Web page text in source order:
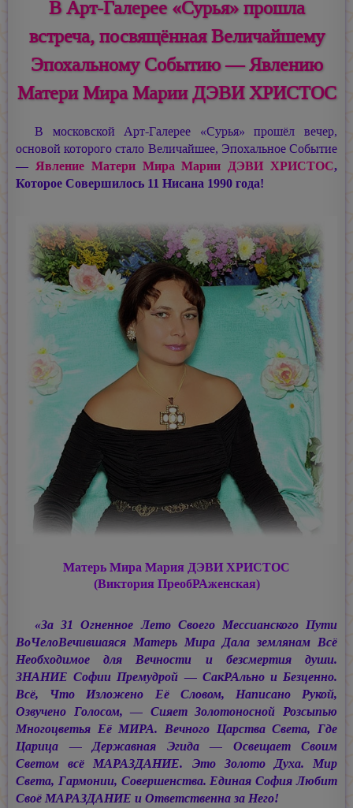
В Арт-Галерее «Сурья» прошла
встреча, посвящённая Величайшему
Эпохальному Событию — Явлению
Матери Мира Марии ДЭВИ ХРИСТОС
В московской Арт-Галерее «Сурья» прошёл вечер,
основой которого стало Величайшее, Эпохальное Событие
— Явление Матери МираМарии ДЭВИ ХРИСТОС,
Которое Совершилось 11 Нисана 1990 года!
Матерь МираМария ДЭВИ ХРИСТОС
(Виктория ПреобРАженская)
«За 31 Огненное Лето Своего Мессианского Пути
ВоЧелоВечившаяся Матерь Мира Дала землянам Всё
Необходимое для Вечности и безсмертия души.
ЗНАНИЕ Софии Премудрой — СакРАльно и Безценно.
Всё, Что Изложено Её Словом, Написано Рукой,
Озвучено Голосом, — Сияет Золотоносной Розсыпью
Многоцветья Её МИРА. Вечного Царства Света, Где
Царица — Державная Эгида — Освещает Своим
Светом всё МАРАЗДАНИЕ. Это Золото Духа. Мир
Света, Гармонии, Совершенства. Единая София Любит
Своё МАРАЗДАНИЕ и Ответственна за Него!